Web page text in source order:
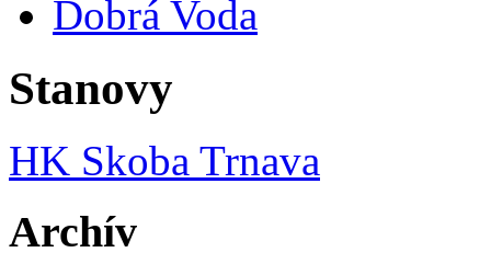
Dobrá Voda
Stanovy
HK Skoba Trnava
Archív